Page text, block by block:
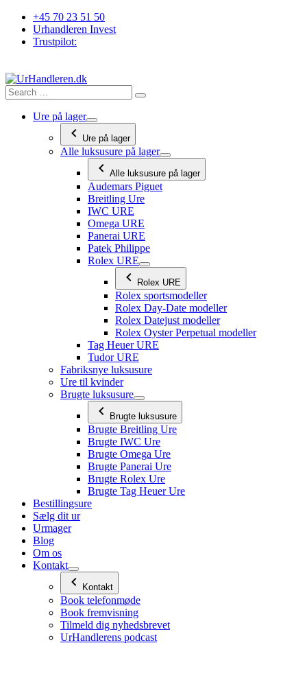
Videre
indhold
+45 70 23 51 50
Urhandleren Invest
Trustpilot:
Ure på lager
Ure på lager
Alle luksusure på lager
Alle luksusure på lager
Audemars Piguet
Breitling Ure
IWC URE
Omega URE
Panerai URE
Patek Philippe
Rolex URE
Rolex URE
Rolex sportsmodeller
Rolex Day-Date modeller
Rolex Datejust modeller
Rolex Oyster Perpetual modeller
Tag Heuer URE
Tudor URE
Fabriksnye luksusure
Ure til kvinder
Brugte luksusure
Brugte luksusure
Brugte Breitling Ure
Brugte IWC Ure
Brugte Omega Ure
Brugte Panerai Ure
Brugte Rolex Ure
Brugte Tag Heuer Ure
Bestillingsure
Sælg dit ur
Urmager
Blog
Om os
Kontakt
Kontakt
Book telefonmøde
Book fremvisning
Tilmeld dig nyhedsbrevet
UrHandlerens podcast